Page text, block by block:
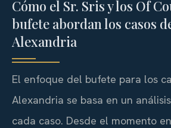
Cómo el Sr. Sris y los Of
bufete abordan los casos
Alexandria
El enfoque del bufete para los
Alexandria se basa en un
cada caso. Desde el momento